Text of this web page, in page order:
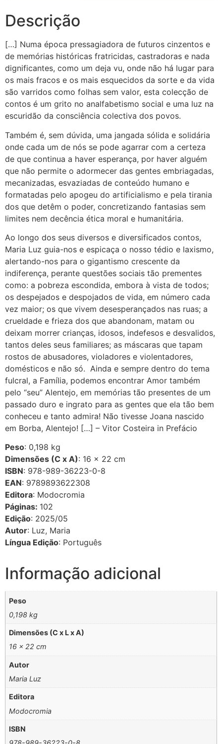
Descrição
[…] Numa época pressagiadora de futuros cinzentos e
de memórias históricas fratricidas, castradoras e nada
dignificantes, como um deja vu, onde não há lugar para
os mais fracos e os mais esquecidos da sorte e da vida
são varridos como folhas sem valor, esta colecção de
contos é um grito no analfabetismo social e uma luz na
escuridão da consciência colectiva dos povos.
Também é, sem dúvida, uma jangada sólida e solidária
onde cada um de nós se pode agarrar com a certeza
de que continua a haver esperança, por haver alguém
que não permite o adormecer das gentes embriagadas,
mecanizadas, esvaziadas de conteúdo humano e
formatadas pelo apogeu do artificialismo e pela tirania
dos que detêm o poder, concretizando fantasias sem
limites nem decência ética moral e humanitária.
Ao longo dos seus diversos e diversificados contos,
Maria Luz guia-nos e espicaça o nosso tédio e laxismo,
alertando-nos para o gigantismo crescente da
indiferença, perante questões sociais tão prementes
como: a pobreza escondida, embora à vista de todos;
os despejados e despojados de vida, em número cada
vez maior; os que vivem desesperançados nas ruas; a
crueldade e frieza dos que abandonam, matam ou
deixam morrer crianças, idosos, indefesos e desvalidos,
tantos deles seus familiares; as máscaras que tapam
rostos de abusadores, violadores e violentadores,
domésticos e não só. Ainda e sempre dentro do tema
fulcral, a Família, podemos encontrar Amor também
pelo “seu” Alentejo, em memórias tão presentes de um
passado duro e ingrato para as gentes que ela tão bem
conheceu e tanto admira! Não tivesse Joana nascido
em Borba, Alentejo! […] – Vitor Costeira in Prefácio
Peso: 0,198 kg
Dimensões (C x A): 16 × 22 cm
ISBN: 978-989-36223-0-8
EAN: 9789893622308
Editora: Modocromia
Páginas: 102
Edição: 2025/05
Autor: Luz, Maria
Língua Edição: Português
Informação adicional
Peso
0,198 kg
Dimensões (C x L x A)
16 × 22 cm
Autor
Maria Luz
Editora
Modocromia
ISBN